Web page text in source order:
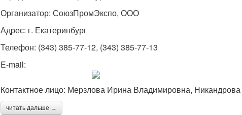
Организатор: СоюзПромЭкспо, ООО
Адрес: г. Екатеринбург
Телефон: (343) 385-77-12, (343) 385-77-13
E-mail:
Контактное лицо: Мерзлова Ирина Владимировна,
читать дальше →